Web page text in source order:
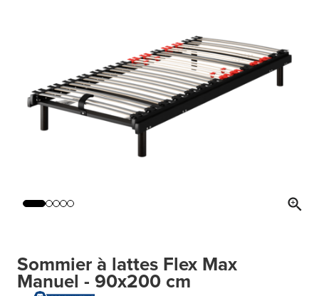
Sommier à lattes Flex Max
Manuel - 90x200 cm